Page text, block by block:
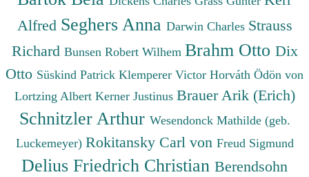
Alfred Seghers Anna Darwin Charles Strauss
Richard Bunsen Robert Wilhem Brahm Otto Dix
Otto Süskind Patrick Klemperer Victor Horváth Ödön von
Lortzing Albert Kerner Justinus Brauer Arik (Erich)
Schnitzler Arthur Wesendonck Mathilde (geb.
Luckemeyer) Rokitansky Carl von Freud Sigmund
Delius Friedrich Christian Berendsohn